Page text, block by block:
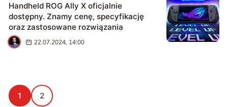
Handheld ROG Ally X oficjalnie
dostępny. Znamy cenę, specyfikację
oraz zastosowane rozwiązania
H
22.07.2024, 14:00
1 2